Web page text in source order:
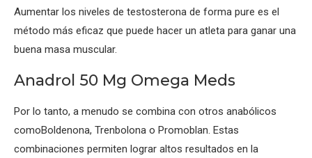
Aumentar los niveles de testosterona de forma pure es el
método más eficaz que puede hacer un atleta para ganar una
buena masa muscular.
Anadrol 50 Mg Omega Meds
Por lo tanto, a menudo se combina con otros anabólicos
comoBoldenona, Trenbolona o Promoblan. Estas
combinaciones permiten lograr altos resultados en la